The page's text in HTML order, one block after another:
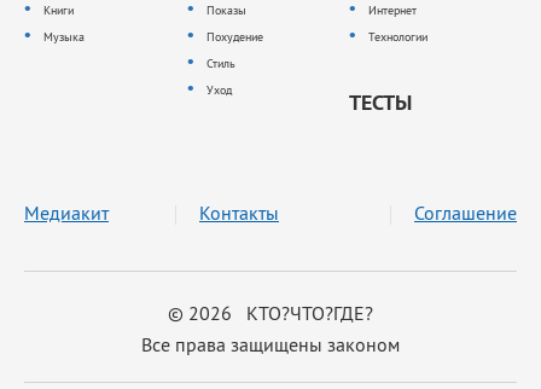
Книги
Музыка
Показы
Похудение
Стиль
Уход
Интернет
Технологии
ТЕСТЫ
© 2026 КТО?ЧТО?ГДЕ?
Все права защищены законом
Медиакит Контакты Соглашение